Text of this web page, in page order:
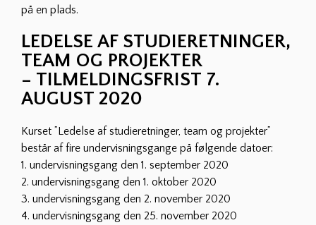
på en plads.
LEDELSE AF STUDIERETNINGER,
TEAM OG PROJEKTER
– TILMELDINGSFRIST 7.
AUGUST 2020
Kurset ”Ledelse af studieretninger, team og projekter”
består af fire undervisningsgange på følgende datoer:
1. undervisningsgang den 1. september 2020
2. undervisningsgang den 1. oktober 2020
3. undervisningsgang den 2. november 2020
4. undervisningsgang den 25. november 2020